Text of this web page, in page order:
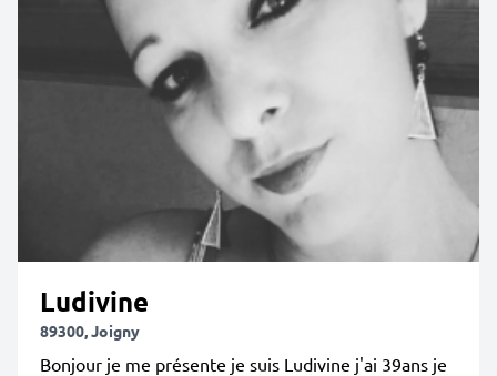
Ludivine
89300, Joigny
Bonjour je me présente je suis Ludivine j'ai 39ans je